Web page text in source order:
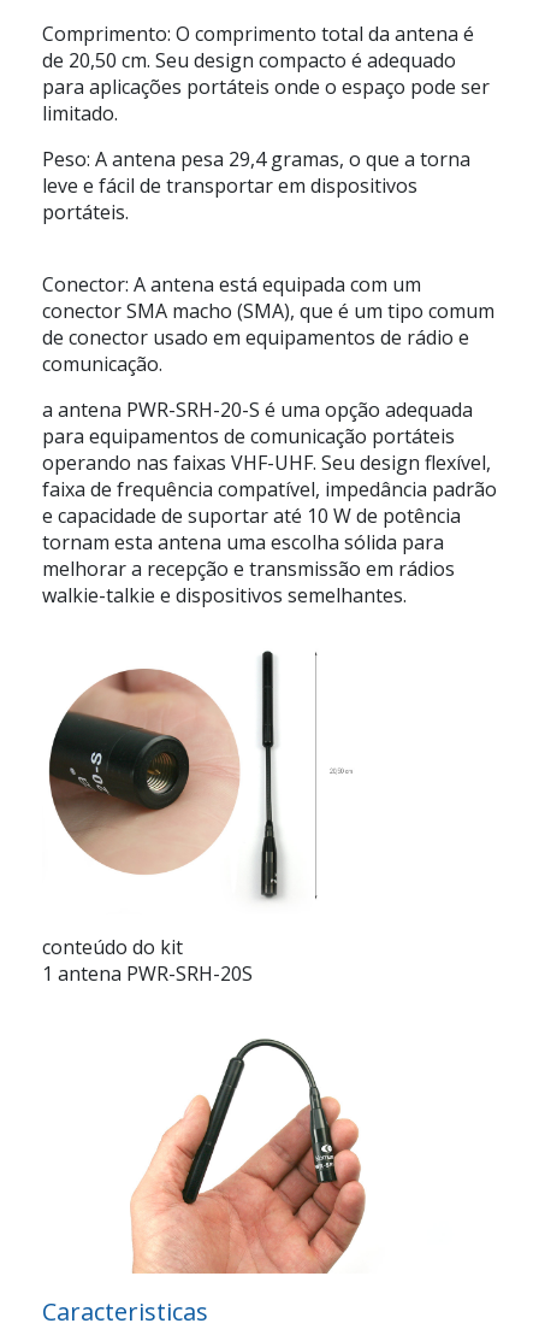
Comprimento: O comprimento total da antena é
de 20,50 cm. Seu design compacto é adequado
para aplicações portáteis onde o espaço pode ser
limitado.
Peso: A antena pesa 29,4 gramas, o que a torna
leve e fácil de transportar em dispositivos
portáteis.
Conector: A antena está equipada com um
conector SMA macho (SMA), que é um tipo comum
de conector usado em equipamentos de rádio e
comunicação.
a antena PWR-SRH-20-S é uma opção adequada
para equipamentos de comunicação portáteis
operando nas faixas VHF-UHF. Seu design flexível,
faixa de frequência compatível, impedância padrão
e capacidade de suportar até 10 W de potência
tornam esta antena uma escolha sólida para
melhorar a recepção e transmissão em rádios
walkie-talkie e dispositivos semelhantes.
conteúdo do kit
1 antena PWR-SRH-20S
Caracteristicas